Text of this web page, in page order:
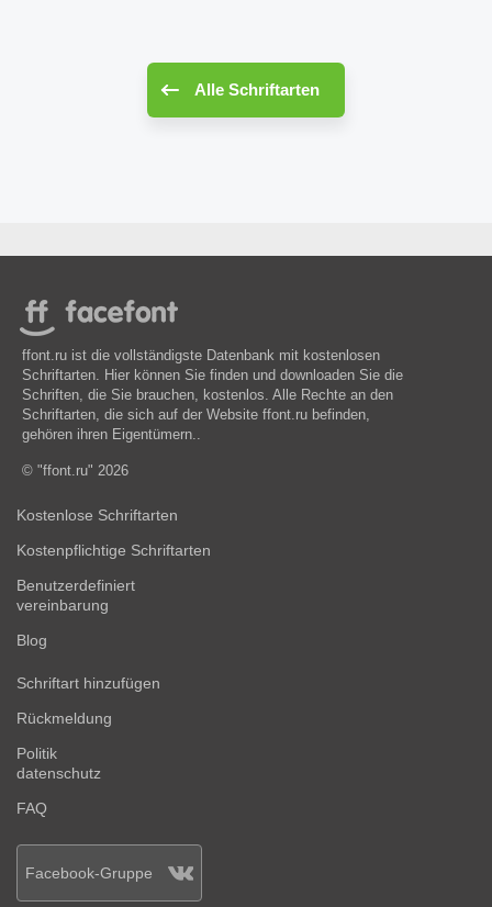
Alle Schriftarten
ffont.ru ist die vollständigste Datenbank mit kostenlosen
Schriftarten. Hier können Sie finden und downloaden Sie die
Schriften, die Sie brauchen, kostenlos. Alle Rechte an den
Schriftarten, die sich auf der Website ffont.ru befinden,
gehören ihren Eigentümern..
© "ffont.ru" 2026
Kostenlose Schriftarten
Kostenpflichtige Schriftarten
Benutzerdefiniert
vereinbarung
Blog
Schriftart hinzufügen
Rückmeldung
Politik
datenschutz
FAQ
Facebook-Gruppe